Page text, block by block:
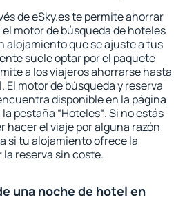
de eSky.es te permite ahorrar
motor de búsqueda de hoteles
alojamiento que se ajuste a tus
suele optar por el paquete
a los viajeros ahorrarse hasta
El motor de búsqueda y reserva
disponible en la página
pestaña “Hoteles“. Si no estás
hacer el viaje por alguna razón
si tu alojamiento ofrece la
reserva sin coste.
una noche de hotel en